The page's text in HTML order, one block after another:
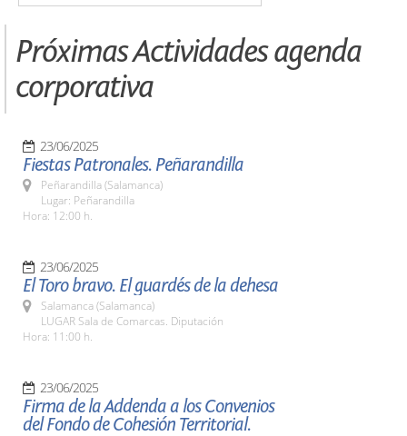
Próximas Actividades agenda
corporativa
23/06/2025
Fiestas Patronales. Peñarandilla
Peñarandilla (Salamanca)
Lugar: Peñarandilla
Hora: 12:00 h.
23/06/2025
El Toro bravo. El guardés de la dehesa
Salamanca (Salamanca)
LUGAR Sala de Comarcas. Diputación
Hora: 11:00 h.
23/06/2025
Firma de la Addenda a los Convenios
del Fondo de Cohesión Territorial.